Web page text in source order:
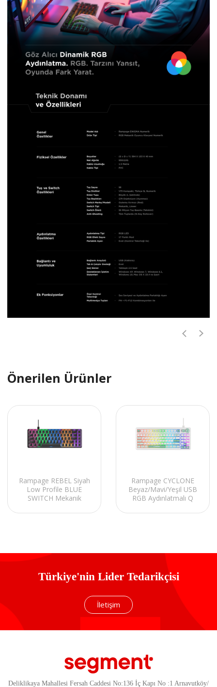
Önerilen Ürünler
Rampage REBEL Siyah
Low Profile BLUE
SWITCH Mekanik
US Layout English
Rampage CYCLONE
Beyaz/Mavi/Yeşil USB
RGB Aydınlatmalı Q
Gaming Oyuncu Klavye
Türkiye'nin Lider Tedarikçisi
İletişim
Deliklikaya Mahallesi Fersah Caddesi No:136 İç Kapı No :1 Arnavutköy/